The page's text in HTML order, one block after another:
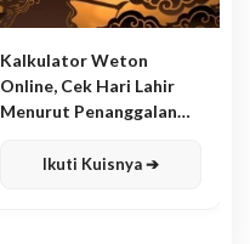
Kalkulator Weton
Online, Cek Hari Lahir
Menurut Penanggalan
Ikuti Kuisnya ➔